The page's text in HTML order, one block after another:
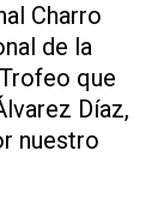
Charro
de la
que
Díaz,
nuestro